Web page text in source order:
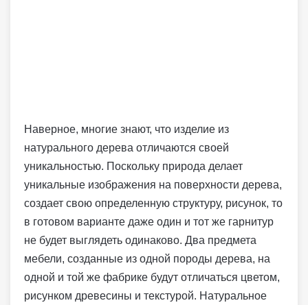
Наверное, многие знают, что изделие из
натурального дерева отличаются своей
уникальностью. Поскольку природа делает
уникальные изображения на поверхности дерева,
создает свою определенную структуру, рисунок, то
в готовом варианте даже один и тот же гарнитур
не будет выглядеть одинаково. Два предмета
мебели, созданные из одной породы дерева, на
одной и той же фабрике будут отличаться цветом,
рисунком древесины и текстурой. Натуральное